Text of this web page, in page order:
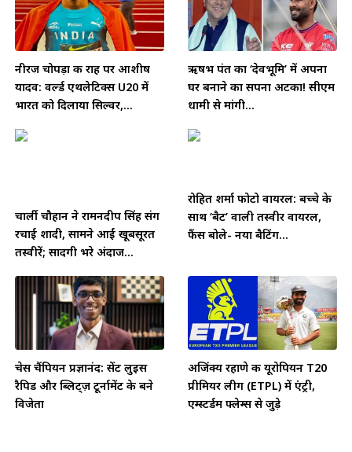
नीरज चोपड़ा की राह पर आशीष
यादव: वर्ल्ड एथलेटिक्स U20 में
भारत को दिलाया सिल्वर,...
ऋषभ पंत का ‘देवभूमि’ में अपना
घर बनाने का सपना अटका! सीएम
धामी से मांगी...
चार्ली चौहान ने रामनदीप सिंह संग
रचाई शादी, सामने आईं खूबसूरत
तस्वीरें; सादगी भरे अंदाज...
रोहित शर्मा फोटो वायरल: बच्चे के
साथ ‘बैट’ वाली तस्वीर वायरल,
फैंस बोले- नया बैटिंग...
चेस चैंपियन प्रज्ञानंद: सेंट लुइस
रैपिड और ब्लिट्ज़ टूर्नामेंट के बने
विजेता
अजिंक्य रहाणे की यूरोपियन T20
प्रीमियर लीग (ETPL) में एंट्री,
एम्स्टर्डम फ्लेम्स से जुड़े